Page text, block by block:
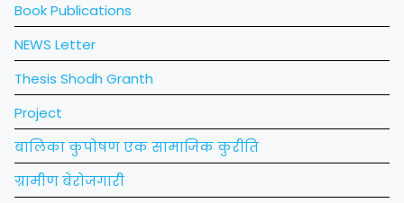
Book Publications
NEWS Letter
Thesis Shodh Granth
Project
बालिका कुपोषण एक सामाजिक कुरीति
ग्रामीण बेरोजगारी